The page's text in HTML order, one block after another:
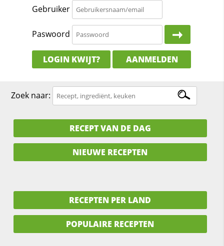
Gebruiker
Paswoord
LOGIN KWIJT? AANMELDEN
Zoek naar:
RECEPT VAN DE DAG
NIEUWE RECEPTEN
RECEPTEN PER LAND
POPULAIRE RECEPTEN